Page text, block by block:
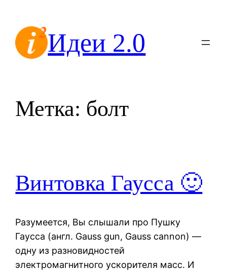
содержимомуИдеи 2.0
Метка: болт
Винтовка Гаусса 🙂
Разумеется, Вы слышали про Пушку
Гаусса (англ. Gauss gun, Gauss cannon) —
одну из разновидностей
электромагнитного ускорителя масс. И